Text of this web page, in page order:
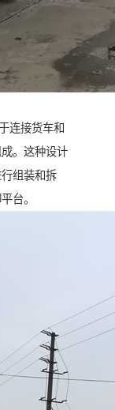
连接货车和
。这种设计
组装和拆
台。